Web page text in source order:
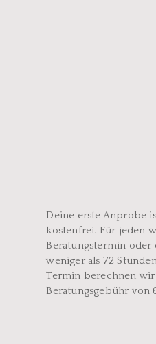
Deine erste Anprobe
kostenfrei. Für jeden
Beratungstermin oder
weniger als 72
Termin berechnen
Beratungsgebühr von